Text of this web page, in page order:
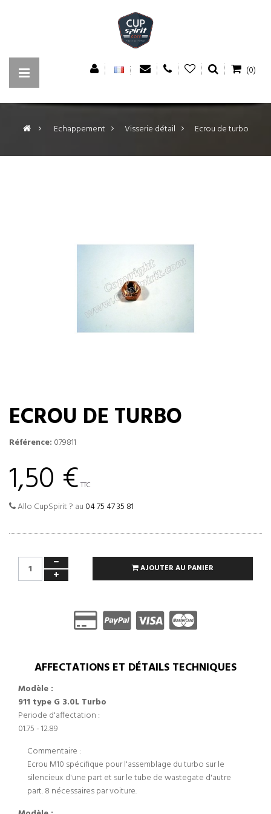
(0)
> Echappement > Visserie détail > Ecrou de turbo
ECROU DE TURBO
Référence: 079811
1,50 € TTC
Allo CupSpirit ? au 04 75 47 35 81
AJOUTER AU PANIER
AFFECTATIONS ET DÉTAILS TECHNIQUES
Modèle :
911 type G 3.0L Turbo
Periode d'affectation :
01.75 - 12.89
Commentaire :
Ecrou M10 spécifique pour l'assemblage du turbo sur le
silencieux d'une part et sur le tube de wastegate d'autre
part. 8 nécessaires par voiture.